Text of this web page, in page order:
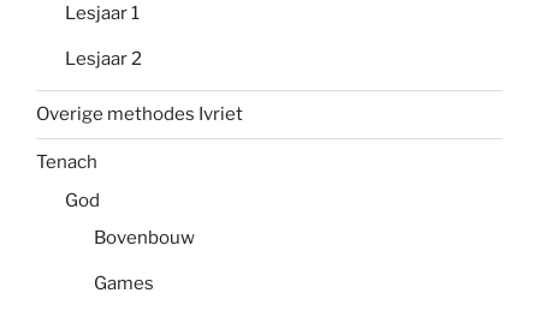
Lesjaar 1
Lesjaar 2
Overige methodes Ivriet
Tenach
God
Bovenbouw
Games